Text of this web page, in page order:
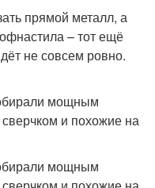
прямой металл, а
– тот ещё
не совсем ровно.
мощным
и похожие на
мощным